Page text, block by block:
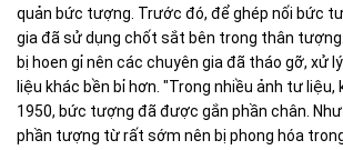
quản bức tượng. Trước đó, để ghép nối bức
gia đã sử dụng chốt sắt bên trong thân
bị hoen gỉ nên các chuyên gia đã tháo gỡ, xử
liệu khác bền bỉ hơn. "Trong nhiều ảnh tư
1950, bức tượng đã được gắn phần chân.
phần tượng từ rất sớm nên bị phong hóa